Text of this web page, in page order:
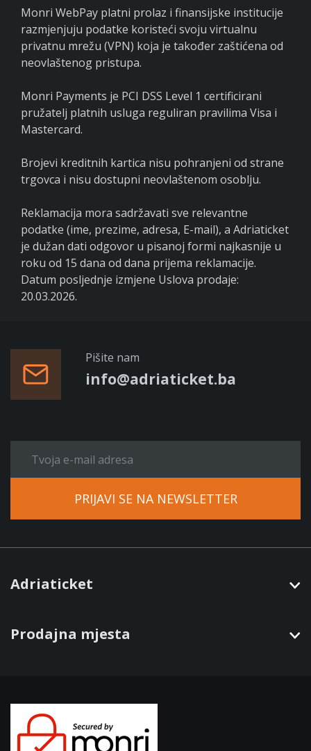
Monri WebPay platni prolaz i finansijske institucije
razmjenjuju podatke koristeći svoju virtualnu
privatnu mrežu (VPN) koja je također zaštićena od
neovlaštenog pristupa.
Monri Payments je PCI DSS Level 1 certificirani
pružatelj platnih usluga reguliran pravilima Visa i
Mastercard.
Brojevi kreditnih kartica nisu pohranjeni od strane
trgovca i nisu dostupni neovlaštenom osoblju.
Reklamacija mora sadržavati sve relevantne
podatke (ime, prezime, adresa, E-mail), a Adriaticket
je dužan dati odgovor u pisanoj formi najkasnije u
roku od 15 dana od dana prijema reklamacije.
Datum posljednje izmjene Uslova prodaje:
20.03.2026.
Pišite nam
info@adriaticket.ba
PRIJAVI SE NA NEWSLETTER
Adriaticket
Prodajna mjesta